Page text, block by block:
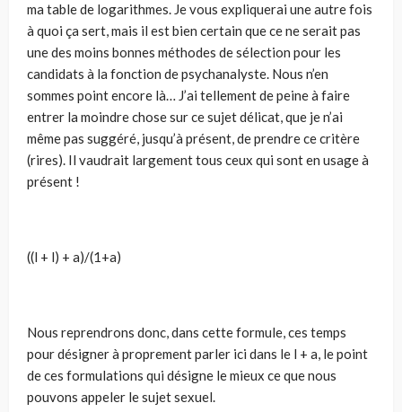
ma table de logarithmes. Je vous expliquerai une autre fois
à quoi ça sert, mais il est bien certain que ce ne serait pas
une des moins bonnes méthodes de sélection pour les
candidats à la fonction de psychanalyste. Nous n’en
sommes point encore là… J’ai tellement de peine à faire
entrer la moindre chose sur ce sujet délicat, que je n’ai
même pas suggéré, jusqu’à présent, de prendre ce critère
(rires). Il vaudrait largement tous ceux qui sont en usage à
présent !
((l + l) + a)/(1+a)
Nous reprendrons donc, dans cette formule, ces temps
pour désigner à proprement parler ici dans le l + a, le point
de ces formulations qui désigne le mieux ce que nous
pouvons appeler le sujet sexuel.